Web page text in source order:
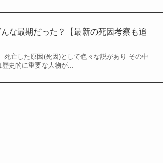
な最期だった？【最新の死因考察も追
亡した原因(死因)として色々な説があり その中
史的に重要な人物が...